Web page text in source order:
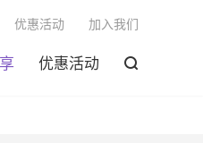
优惠活动 
优惠活动 加入我们